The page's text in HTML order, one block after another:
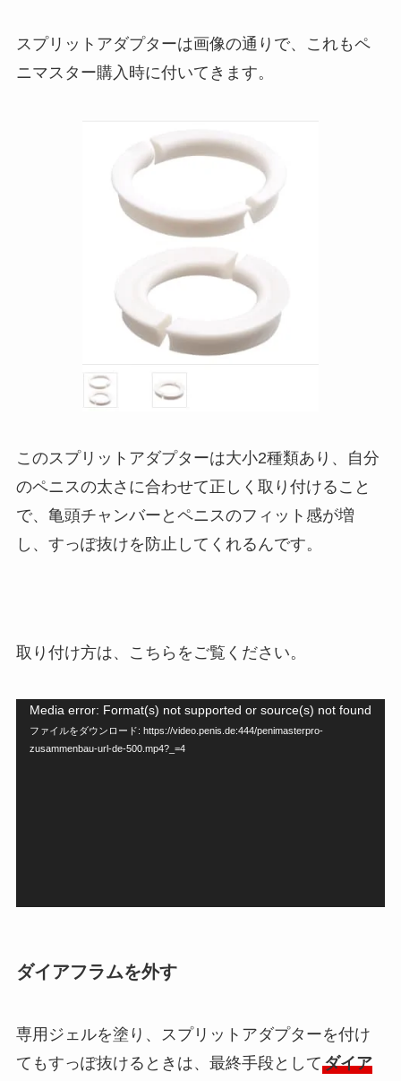
スプリットアダプターは画像の通りで、これもペ
ニマスター購入時に付いてきます。
このスプリットアダプターは大小2種類あり、自分
のペニスの太さに合わせて正しく取り付けること
で、亀頭チャンバーとペニスのフィット感が増
し、すっぽ抜けを防止してくれるんです。
取り付け方は、こちらをご覧ください。
動
画
Media error: Format(s) not supported or source(s) not found
ファイルをダウンロード: https://video.penis.de:444/penimasterpro-
zusammenbau-url-de-500.mp4?_=4
ダイアフラムを外す
専用ジェルを塗り、スプリットアダプターを付け
てもすっぽ抜けるときは、最終手段としてダイア